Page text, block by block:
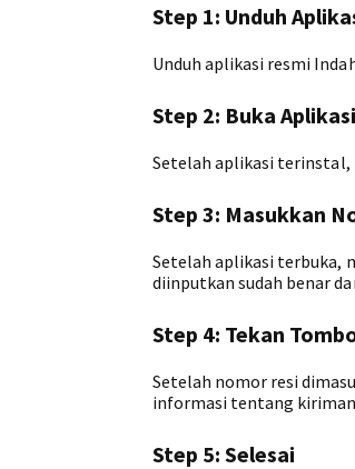
Step 1: Unduh
Unduh aplikasi resmi
Step 2: Buka Aplikasi
Setelah aplikasi terinstal,
Step 3: Masukkan
Setelah aplikasi terbuka,
diinputkan sudah benar
Step 4: Tekan
Setelah nomor resi
informasi tentang kiriman
Step 5: Selesai